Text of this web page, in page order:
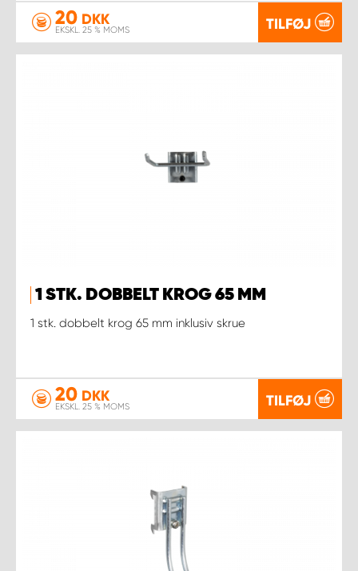
20 DKK
EKSKL. 25 % MOMS TILFØJ
1 STK. DOBBELT KROG 65 MM
1 stk. dobbelt krog 65 mm inklusiv skrue
20 DKK
EKSKL. 25 % MOMS TILFØJ